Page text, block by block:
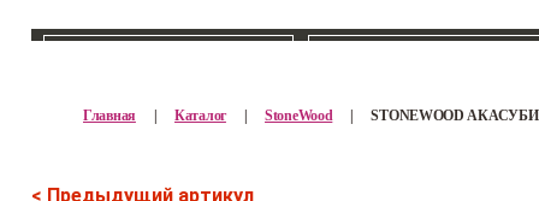
Главная Каталог StoneWood STONEWOOD АКАСУБИ
< Предыдущий артикул